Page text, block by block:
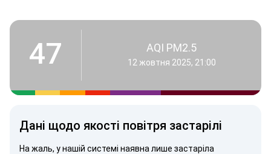
47 AQI PM2.5
12 жовтня 2025, 21:00
Дані щодо якості повітря застарілі
На жаль, у нашій системі наявна лише застаріла